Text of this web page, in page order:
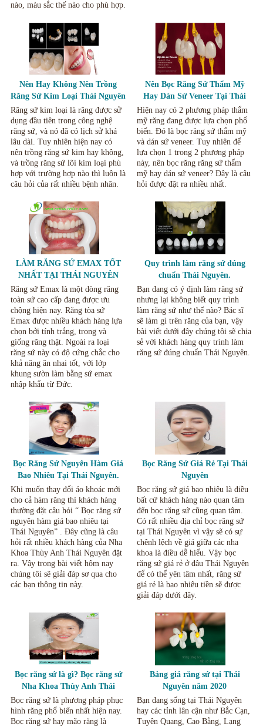
nào, màu sắc thế nào cho phù hợp.
Nên Hay Không Nên Trồng
Răng Sứ Kim Loại Thái Nguyên
Răng sứ kim loại là răng được sử
dụng đầu tiên trong công nghệ
răng sứ, và nó đã có lịch sử khá
lâu dài. Tuy nhiên hiện nay có
nên trồng răng sứ kim hay không,
và trồng răng sứ lõi kim loại phù
hợp với trường hợp nào thì luôn là
câu hỏi của rất nhiều bệnh nhân.
Nên Bọc Răng Sứ Thẩm Mỹ
Hay Dán Sứ Veneer Tại Thái
Nguyên.
Hiện nay có 2 phương pháp thẩm
mỹ răng đang được lựa chọn phổ
biến. Đó là bọc răng sứ thẩm mỹ
và dán sứ veneer. Tuy nhiên để
lựa chọn 1 trong 2 phương pháp
này, nên bọc răng răng sứ thẩm
mỹ hay dán sứ veneer? Đây là câu
hỏi được đặt ra nhiều nhất.
LÀM RĂNG SỨ EMAX TỐT
NHẤT TẠI THÁI NGUYÊN
Răng sứ Emax là một dòng răng
toàn sứ cao cấp đang được ưu
chộng hiện nay. Răng tòa sứ
Emax được nhiều khách hàng lựa
chọn bởi tính trắng, trong và
giống răng thật. Ngoài ra loại
răng sứ này có độ cứng chắc cho
khả năng ăn nhai tốt, với lớp
khung sườn làm bằng sứ emax
nhập khẩu từ Đức.
Quy trình làm răng sứ đúng
chuẩn Thái Nguyên.
Bạn đang có ý định làm răng sứ
nhưng lại không biết quy trình
làm răng sứ như thế nào? Bác sĩ
sẽ làm gì trên răng của bạn, vậy
bài viết dưới đây chúng tôi sẽ chia
sẻ với khách hàng quy trình làm
răng sứ đúng chuẩn Thái Nguyên.
Bọc Răng Sứ Nguyên Hàm Giá
Bao Nhiêu Tại Thái Nguyên.
Khi muốn thay đổi áo khoác mới
cho cả hàm răng thì khách hàng
thường đặt câu hỏi “ Bọc răng sứ
nguyên hàm giá bao nhiêu tại
Thái Nguyên” . Đây cũng là câu
hỏi rất nhiều khách hàng của Nha
Khoa Thùy Anh Thái Nguyên đặt
ra. Vậy trong bài viết hôm nay
chúng tôi sẽ giải đáp sơ qua cho
các bạn thông tin này.
Bọc Răng Sứ Giá Rẻ Tại Thái
Nguyên
Bọc răng sứ giá bao nhiêu là điều
bất cứ khách hàng nào quan tâm
đến bọc răng sứ cũng quan tâm.
Có rất nhiều địa chỉ bọc răng sứ
tại Thái Nguyên vì vậy sẽ có sự
chênh lệch về giá giữa các nha
khoa là điều dễ hiểu. Vậy bọc
răng sứ giá rẻ ở đâu Thái Nguyên
để có thể yên tâm nhất, răng sứ
giá rẻ là bao nhiêu tiền sẽ được
giải đáp dưới đây.
Bọc răng sứ là gì? Bọc răng sứ
Nha Khoa Thùy Anh Thái
Nguyên.
Bọc răng sứ là phương pháp phục
hình răng phổ biến nhất hiện nay.
Bọc răng sứ hay mão răng là
Bảng giá răng sứ tại Thái
Nguyên năm 2020
Bạn đang sống tại Thái Nguyên
hay các tỉnh lân cận như Bắc Cạn,
Tuyên Quang, Cao Bằng, Lạng